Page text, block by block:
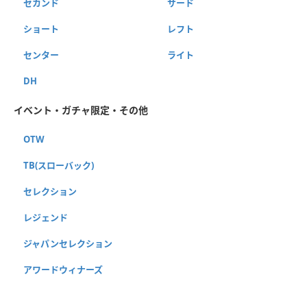
セカンド サード
ショート レフト
センター ライト
DH
イベント・ガチャ限定・その他
OTW
TB(スローバック)
セレクション
レジェンド
ジャパンセレクション
アワードウィナーズ